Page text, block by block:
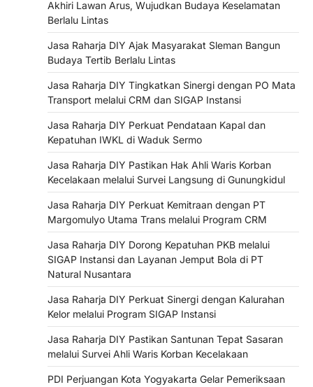
Akhiri Lawan Arus, Wujudkan Budaya Keselamatan
Berlalu Lintas
Jasa Raharja DIY Ajak Masyarakat Sleman Bangun
Budaya Tertib Berlalu Lintas
Jasa Raharja DIY Tingkatkan Sinergi dengan PO Mata
Transport melalui CRM dan SIGAP Instansi
Jasa Raharja DIY Perkuat Pendataan Kapal dan
Kepatuhan IWKL di Waduk Sermo
Jasa Raharja DIY Pastikan Hak Ahli Waris Korban
Kecelakaan melalui Survei Langsung di Gunungkidul
Jasa Raharja DIY Perkuat Kemitraan dengan PT
Margomulyo Utama Trans melalui Program CRM
Jasa Raharja DIY Dorong Kepatuhan PKB melalui
SIGAP Instansi dan Layanan Jemput Bola di PT
Natural Nusantara
Jasa Raharja DIY Perkuat Sinergi dengan Kalurahan
Kelor melalui Program SIGAP Instansi
Jasa Raharja DIY Pastikan Santunan Tepat Sasaran
melalui Survei Ahli Waris Korban Kecelakaan
PDI Perjuangan Kota Yogyakarta Gelar Pemeriksaan